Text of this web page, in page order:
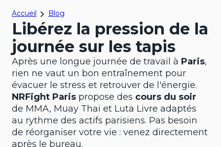
Accueil Blog
Libérez la pression de la
journée sur les tapis
Après une longue journée de travail à Paris,
rien ne vaut un bon entraînement pour
évacuer le stress et retrouver de l'énergie.
NRFight Paris propose des cours du soir
de MMA, Muay Thai et Luta Livre adaptés
au rythme des actifs parisiens. Pas besoin
de réorganiser votre vie : venez directement
après le bureau.